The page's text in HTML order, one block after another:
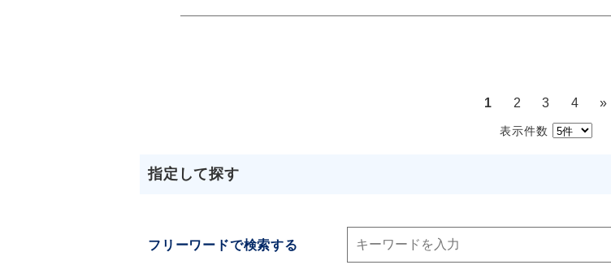
1 2 3 4 »
表示件数
指定して探す
フリーワードで検索する